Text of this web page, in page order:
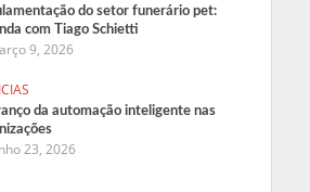
do setor funerário pet:
com Tiago Schietti
9, 2026
da automação inteligente nas
23, 2026